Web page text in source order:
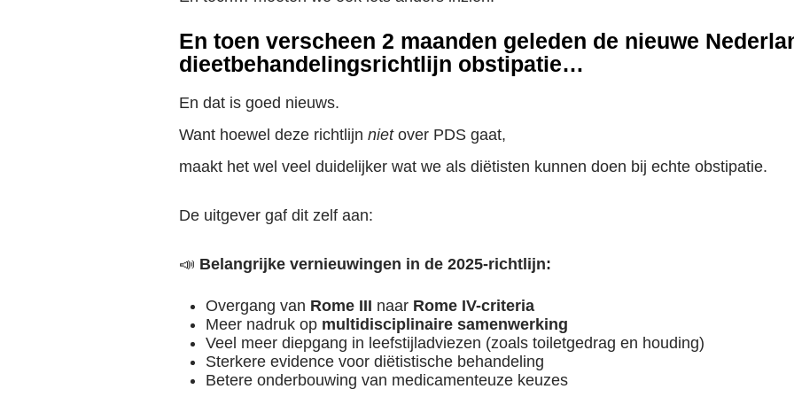
En toen verscheen 2 maanden geleden de nieuwe
dieetbehandelingsrichtlijn obstipatie…
En dat is goed nieuws.
Want hoewel deze richtlijn nietover PDS gaat,
maakt het wel veel duidelijker wat we als diëtisten kunnen doen bij echte obstipatie.
De uitgever gaf dit zelf aan:
📣 Belangrijke vernieuwingen in de 2025-richtlijn:
Overgang van Rome III naar Rome IV-criteria
Meer nadruk op multidisciplinaire samenwerking
Veel meer diepgang in leefstijladviezen (zoals toiletgedrag en houding)
Sterkere evidence voor diëtistische behandeling
Betere onderbouwing van medicamenteuze keuzes